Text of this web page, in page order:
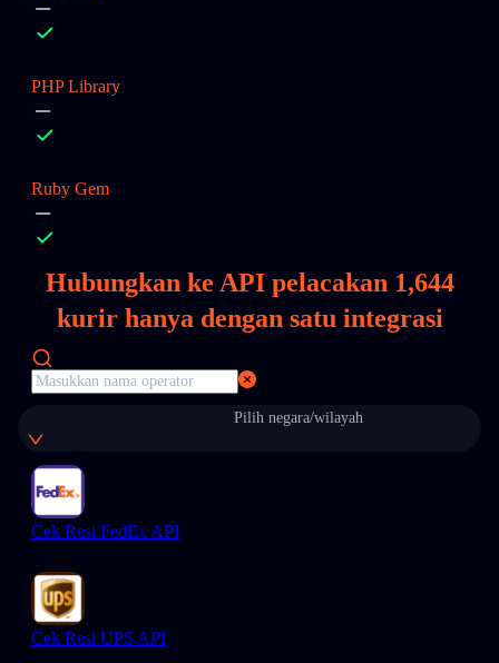
PHP Library
Ruby Gem
Hubungkan ke API pelacakan 1,644
kurir hanya dengan satu integrasi
Pilih negara/wilayah
Cek Resi FedEx API
Cek Resi UPS API